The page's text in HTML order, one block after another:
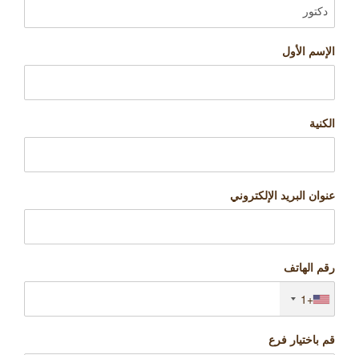
الإسم الأول
الكنية
عنوان البريد الإلكتروني
رقم الهاتف
+1
قم باختيار فرع